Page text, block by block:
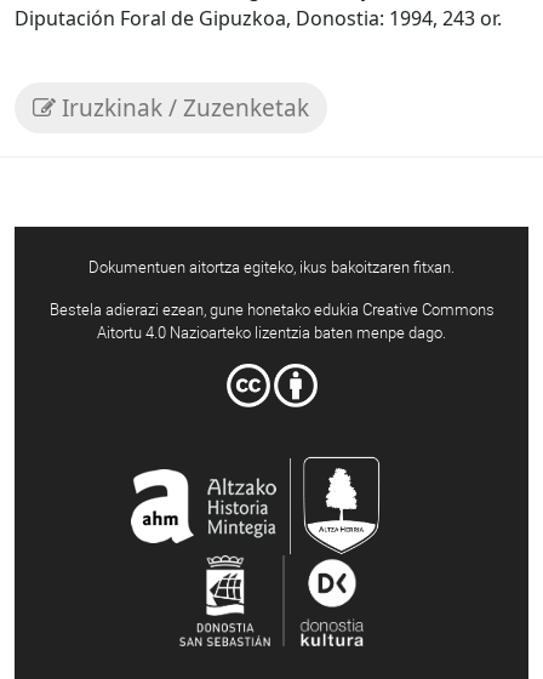
Diputación Foral de Gipuzkoa, Donostia: 1994, 243 or.
Iruzkinak / Zuzenketak
Dokumentuen aitortza egiteko, ikus bakoitzaren fitxan.
Bestela adierazi ezean, gune honetako edukia Creative Commons
Aitortu 4.0 Nazioarteko lizentzia baten menpe dago.